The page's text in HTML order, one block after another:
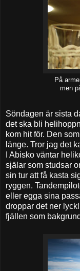
På
men
Söndagen är sista
det ska bli
kom hit för. Den
länge. Tror jag det
I Abisko väntar
själar som studsar
sin tur att få kasta
ryggen.
eller egga sina
droppar det ner
fjällen som